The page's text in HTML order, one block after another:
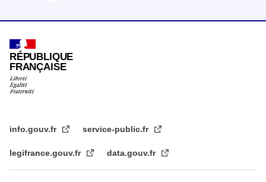
RÉPUBLIQUE
FRANÇAISE
info.gouv.fr service-public.fr
legifrance.gouv.fr data.gouv.fr